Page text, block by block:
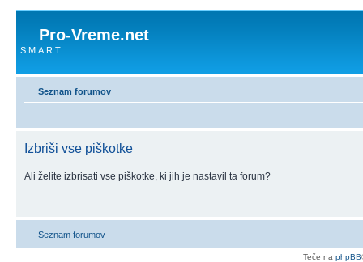
Pro-Vreme.net
S.M.A.R.T.
Seznam forumov
Izbriši vse piškotke
Ali želite izbrisati vse piškotke, ki jih je nastavil ta forum?
Seznam forumov
Teče na phpBB